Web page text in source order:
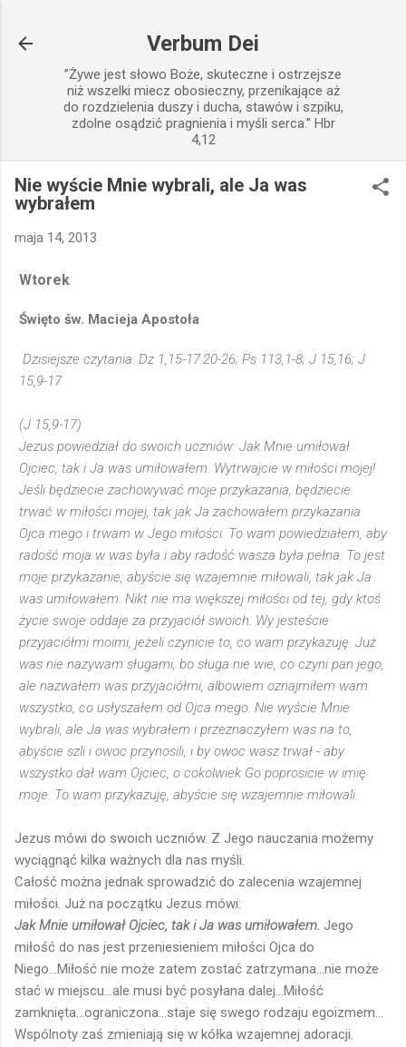
Verbum Dei
”Żywe jest słowo Boże, skuteczne i ostrzejsze
niż wszelki miecz obosieczny, przenikające aż
do rozdzielenia duszy i ducha, stawów i szpiku,
zdolne osądzić pragnienia i myśli serca.” Hbr
4,12
Nie wyście Mnie wybrali, ale Ja was
wybrałem
maja 14, 2013
Wtorek
Święto św. Macieja Apostoła
Dzisiejsze czytania: Dz 1,15-17.20-26; Ps 113,1-8; J 15,16; J
15,9-17
(J 15,9-17)
Jezus powiedział do swoich uczniów: Jak Mnie umiłował
Ojciec, tak i Ja was umiłowałem. Wytrwajcie w miłości mojej!
Jeśli będziecie zachowywać moje przykazania, będziecie
trwać w miłości mojej, tak jak Ja zachowałem przykazania
Ojca mego i trwam w Jego miłości. To wam powiedziałem, aby
radość moja w was była i aby radość wasza była pełna. To jest
moje przykazanie, abyście się wzajemnie miłowali, tak jak Ja
was umiłowałem. Nikt nie ma większej miłości od tej, gdy ktoś
życie swoje oddaje za przyjaciół swoich. Wy jesteście
przyjaciółmi moimi, jeżeli czynicie to, co wam przykazuję. Już
was nie nazywam sługami, bo sługa nie wie, co czyni pan jego,
ale nazwałem was przyjaciółmi, albowiem oznajmiłem wam
wszystko, co usłyszałem od Ojca mego. Nie wyście Mnie
wybrali, ale Ja was wybrałem i przeznaczyłem was na to,
abyście szli i owoc przynosili, i by owoc wasz trwał - aby
wszystko dał wam Ojciec, o cokolwiek Go poprosicie w imię
moje. To wam przykazuję, abyście się wzajemnie miłowali.
Jezus mówi do swoich uczniów. Z Jego nauczania możemy
wyciągnąć kilka ważnych dla nas myśli.
Całość można jednak sprowadzić do zalecenia wzajemnej
miłości. Już na początku Jezus mówi:
Jak Mnie umiłował Ojciec, tak i Ja was umiłowałem. Jego
miłość do nas jest przeniesieniem miłości Ojca do
Niego...Miłość nie może zatem zostać zatrzymana...nie może
stać w miejscu...ale musi być posyłana dalej...Miłość
zamknięta...ograniczona...staje się swego rodzaju egoizmem...
Wspólnoty zaś zmieniają się w kółka wzajemnej adoracji.